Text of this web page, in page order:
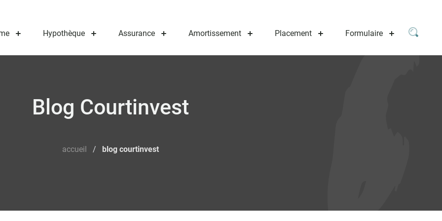
Hypothèque Assurance Amortissement Placement Formulaire
Blog Courtinvest
accueil / blog courtinvest